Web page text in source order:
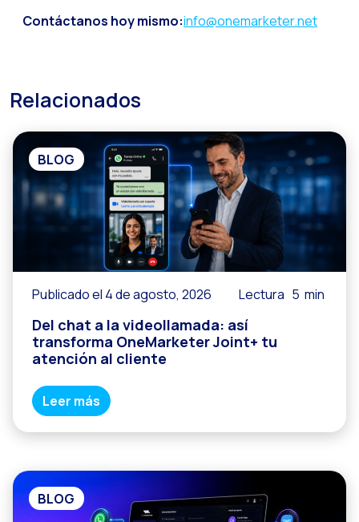
Contáctanos hoy mismo:info@onemarketer.net
Relacionados
BLOG
Publicado el 4 de agosto, 2026 Lectura 5 min
Del chat a la videollamada: así
transforma OneMarketer Joint+ tu
atención al cliente
Leer más
BLOG